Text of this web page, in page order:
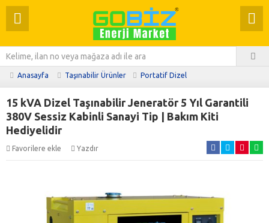
Anasayfa Taşınabilir Ürünler Portatif Dizel
15 kVA Dizel Taşınabilir Jeneratör 5 Yıl Garantili
380V Sessiz Kabinli Sanayi Tip | Bakım Kiti
Hediyelidir
Favorilere ekle Yazdır